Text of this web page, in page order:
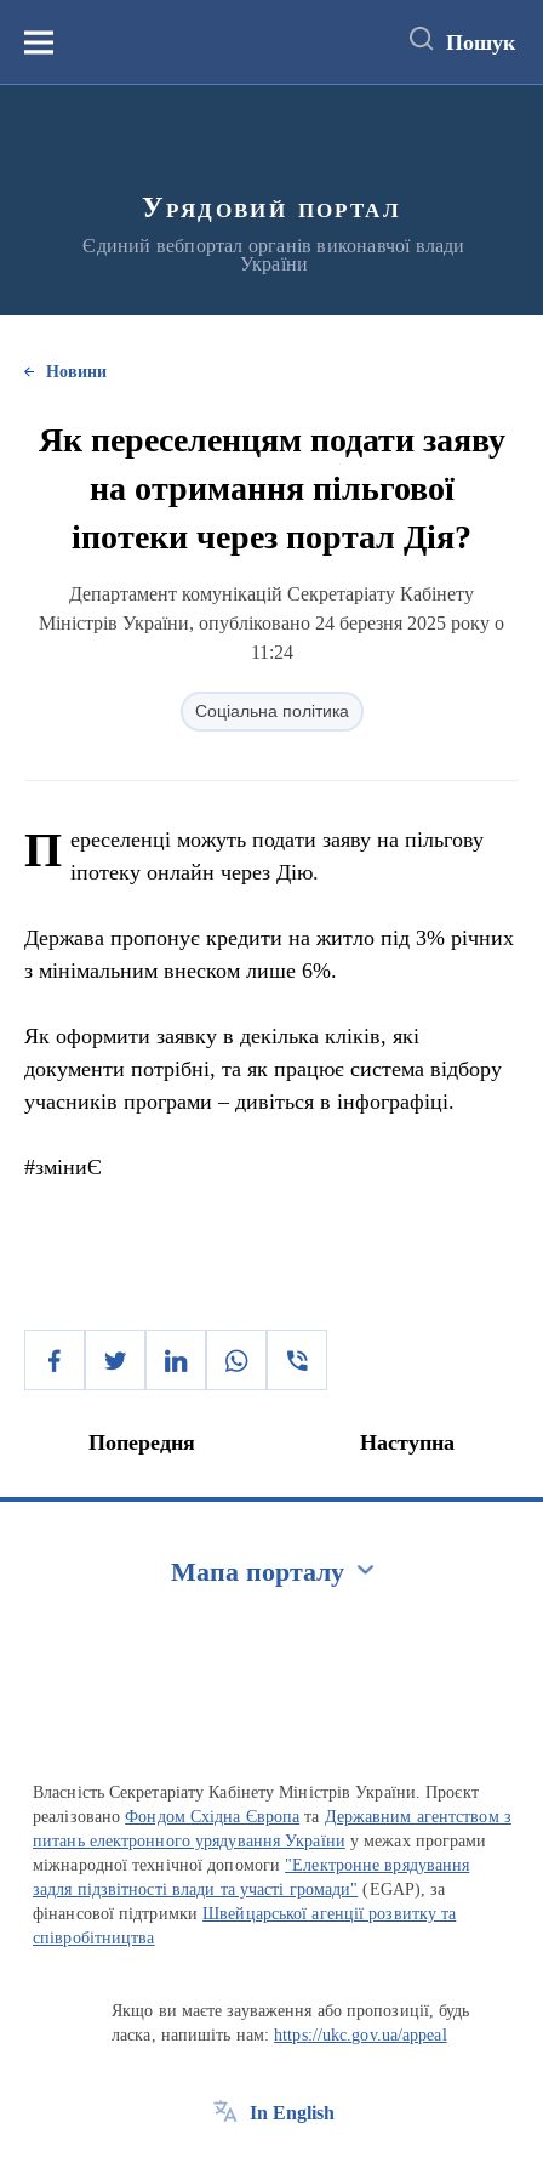
вмістуМеню Пошук
Урядовий портал
Єдиний вебпортал органів виконавчої влади
України
Новини
Як переселенцям подати заяву
на отримання пільгової
іпотеки через портал Дія?
Департамент комунікацій Секретаріату Кабінету
Міністрів України, опубліковано 24 березня 2025 року о
11:24
Соціальна політика
П ереселенці можуть подати заяву на пільгову
іпотеку онлайн через Дію.
Держава пропонує кредити на житло під 3% річних
з мінімальним внеском лише 6%.
Як оформити заявку в декілька кліків, які
документи потрібні, та як працює система відбору
учасників програми – дивіться в інфографіці.
#зміниЄ
Попередня Наступна
Мапа порталу
Власність Секретаріату Кабінету Міністрів України. Проєкт
реалізованоФондом Східна Європа та Державним агентством з
питань електронного урядування України у межах програми
міжнародної технічної допомоги "Електронне врядування
задля підзвітності влади та участі громади" (EGAP), за
фінансової підтримкиШвейцарської агенції розвитку та
співробітництва
Якщо ви маєте зауваження або пропозиції, будь
ласка, напишіть нам:https://ukc.gov.ua/appeal
In English